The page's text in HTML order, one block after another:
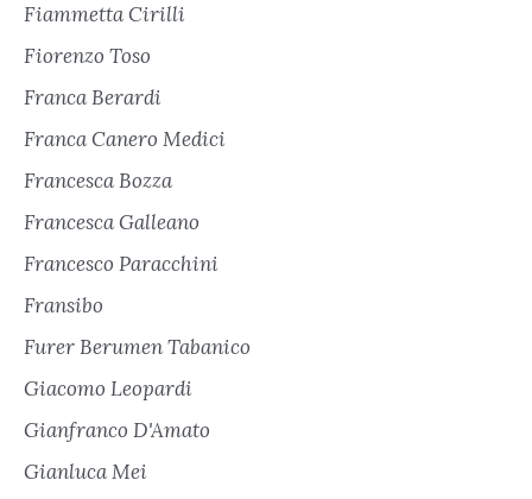
Fiammetta Cirilli
Fiorenzo Toso
Franca Berardi
Franca Canero Medici
Francesca Bozza
Francesca Galleano
Francesco Paracchini
Fransibo
Furer Berumen Tabanico
Giacomo Leopardi
Gianfranco D'Amato
Gianluca Mei